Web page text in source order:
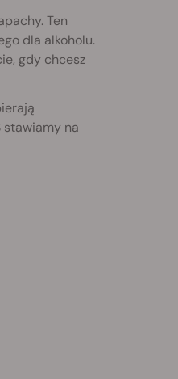
Ten
dla alkoholu.
gdy chcesz
stawiamy na